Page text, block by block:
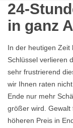
24-
in ganz
In der heutigen Zeit
Schlüssel verlieren
sehr frustrierend
wir Ihnen raten
Ende nur mehr
größer wird. Gewalt
höheren Preis in